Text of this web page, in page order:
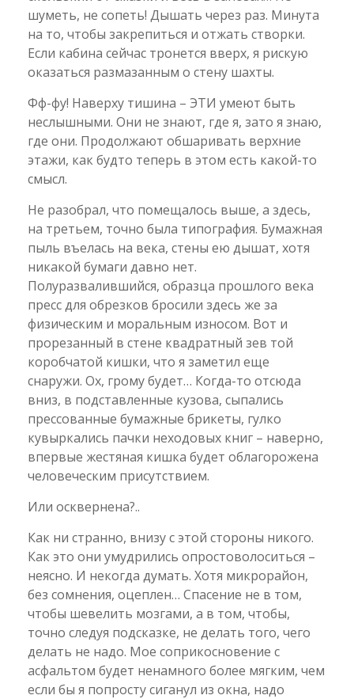
шуметь, не сопеть! Дышать через раз. Минута
на то, чтобы закрепиться и отжать створки.
Если кабина сейчас тронется вверх, я рискую
оказаться размазанным о стену шахты.
Фф-фу! Наверху тишина – ЭТИ умеют быть
неслышными. Они не знают, где я, зато я знаю,
где они. Продолжают обшаривать верхние
этажи, как будто теперь в этом есть какой-то
смысл.
Не разобрал, что помещалось выше, а здесь,
на третьем, точно была типография. Бумажная
пыль въелась на века, стены ею дышат, хотя
никакой бумаги давно нет.
Полуразвалившийся, образца прошлого века
пресс для обрезков бросили здесь же за
физическим и моральным износом. Вот и
прорезанный в стене квадратный зев той
коробчатой кишки, что я заметил еще
снаружи. Ох, грому будет… Когда-то отсюда
вниз, в подставленные кузова, сыпались
прессованные бумажные брикеты, гулко
кувыркались пачки неходовых книг – наверно,
впервые жестяная кишка будет облагорожена
человеческим присутствием.
Или осквернена?..
Как ни странно, внизу с этой стороны никого.
Как это они умудрились опростоволоситься –
неясно. И некогда думать. Хотя микрорайон,
без сомнения, оцеплен… Спасение не в том,
чтобы шевелить мозгами, а в том, чтобы,
точно следуя подсказке, не делать того, чего
делать не надо. Мое соприкосновение с
асфальтом будет ненамного более мягким, чем
если бы я попросту сиганул из окна, надо